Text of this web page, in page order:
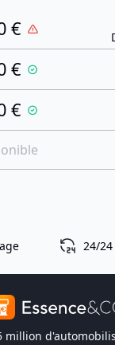
€
€
€
24/24
million